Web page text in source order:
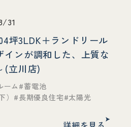
31
坪3LDK＋ランドリール
インが調和した、上質な
(立川店)
ーム
蓄電池
長期優良住宅 太陽光